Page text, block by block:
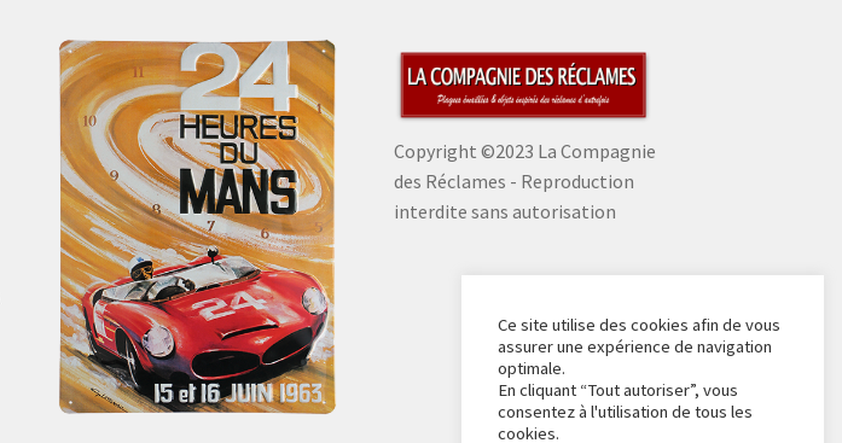
Copyright ©2023 La Compagnie
des Réclames - Reproduction
interdite sans autorisation
Ce site utilise des cookies afin de vous
assurer une expérience de navigation
optimale.
En cliquant “Tout autoriser”, vous
consentez à l'utilisation de tous les
cookies.